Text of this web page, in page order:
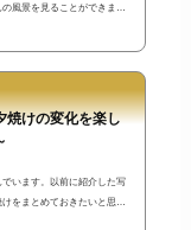
風景を見ることができま
える風景と写真に写る風景
に見た景色の方が綺麗だと
焼けの変化を楽し
います。以前に紹介した写
をまとめておきたいと思い